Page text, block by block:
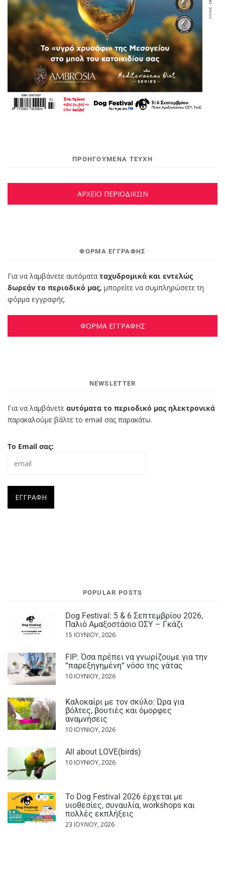
ΠΡΟΗΓΟΥΜΕΝΑ ΤΕΥΧΗ
ΑΡΧΕΙΟ ΠΕΡΙΟΔΙΚΩΝ
ΦΌΡΜΑ ΕΓΓΡΑΦΉΣ
Για να λαμβάνετε αυτόματα ταχυδρομικά και εντελώς
δωρεάν το περιοδικό μας, μπορείτε να συμπληρώσετε τη
φόρμα εγγραφής.
ΦΟΡΜΑ ΕΓΓΡΑΦΗΣ
NEWSLETTER
Για να λαμβάνετε αυτόματα το περιοδικό μας ηλεκτρονικά
παρακαλούμε βάλτε το email σας παρακάτω.
Το Email σας:
POPULAR POSTS
Dog Festival: 5 & 6 Σεπτεμβρίου 2026,
Παλιό Αμαξοστάσιο ΟΣΥ – Γκάζι
15 ΙΟΥΝΊΟΥ, 2026
FIP: Όσα πρέπει να γνωρίζουμε για την
“παρεξηγημένη“ νόσο της γάτας
10 ΙΟΥΝΊΟΥ, 2026
Καλοκαίρι με τον σκύλο: Ώρα για
βόλτες, βουτιές και όμορφες
αναμνήσεις
10 ΙΟΥΝΊΟΥ, 2026
All about LOVE(birds)
10 ΙΟΥΝΊΟΥ, 2026
Το Dog Festival 2026 έρχεται με
υιοθεσίες, συναυλία, workshops και
πολλές εκπλήξεις
23 ΙΟΥΛΊΟΥ, 2026